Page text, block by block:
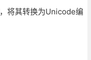
将其转换为Unicode编